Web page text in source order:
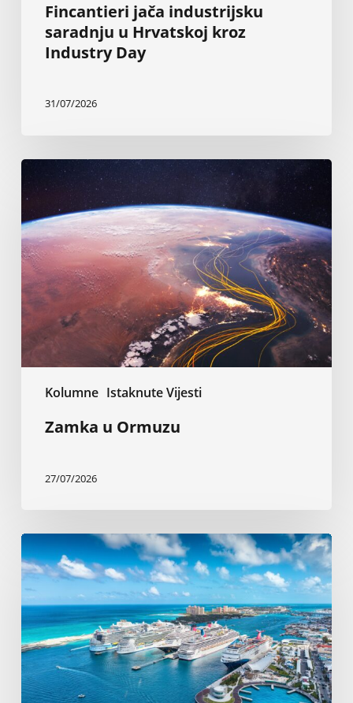
Fincantieri jača industrijsku
saradnju u Hrvatskoj kroz
Industry Day
31/07/2026
Kolumne Istaknute Vijesti
Zamka
Ormuzu
Zamka u Ormuzu
27/07/2026
Bitka
za
plaže
među
kruzing
kompanijama